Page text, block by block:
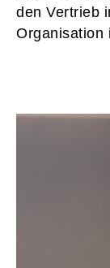
den Vertrieb
Organisation